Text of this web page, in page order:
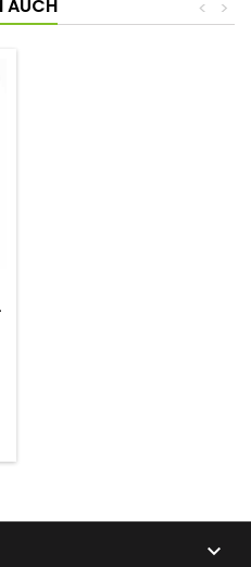
einem luftdichten Behälter
AUCH >
<
